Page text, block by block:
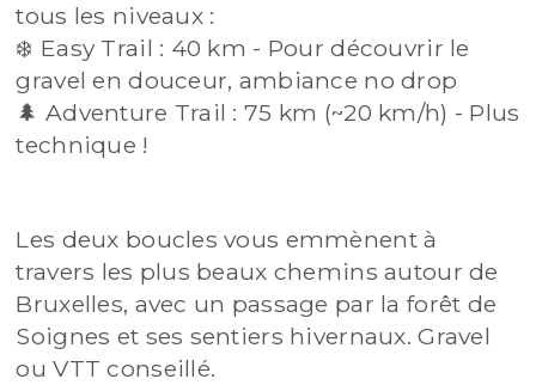
tous les niveaux :
❄️ Easy Trail : 40 km - Pour découvrir le
gravel en douceur, ambiance no drop
🌲 Adventure Trail : 75 km (~20 km/h) - Plus
technique !
Les deux boucles vous emmènent à
travers les plus beaux chemins autour de
Bruxelles, avec un passage par la forêt de
Soignes et ses sentiers hivernaux. Gravel
ou VTT conseillé.